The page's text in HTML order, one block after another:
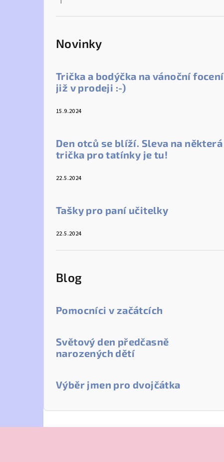
Hodnocení produktu je 5 z 5 hvězdiček.
Novinky
Trička a bodýčka na vánoční focení
již v prodeji :-)
15.9.2024
Den otců se blíží. Sleva na některá
trička pro tatínky je tu!
22.5.2024
Tašky pro paní učitelky
22.5.2024
Blog
Pomocníci v začátcích
Světový den předčasně
narozených dětí
Výběr jmen pro dvojčátka